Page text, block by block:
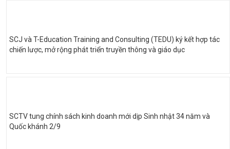
SCJ và T-Education Training and Consulting (TEDU) ký kết hợp tác
chiến lược, mở rộng phát triển truyền thông và giáo dục
SCTV tung chính sách kinh doanh mới dịp Sinh nhật 34 năm và
Quốc khánh 2/9